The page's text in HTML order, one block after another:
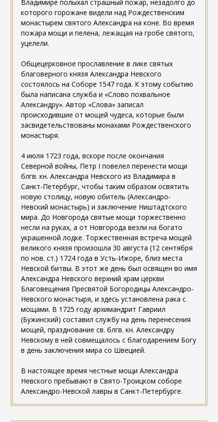
Владимире полыхал страшный пожар, незадолго до
которого горожане видели над Рождественским
монастырем святого Александра на коне. Во время
пожара мощи и пелена, лежащая на гробе святого,
уцелели.
Общецерковное прославление в лике святых
благоверного князя Александра Невского
состоялось на Соборе 1547 года. К этому событию
была написана служба и «Слово похвальное
Александру». Автор «Слова» записал
происходившие от мощей чудеса, которые были
засвидетельствованы монахами Рождественского
монастыря.
4 июля 1723 года, вскоре после окончания
Северной войны, Петр I повелел перенести мощи
блгв. кн. Александра Невского из Владимира в
Санкт-Петербург, чтобы таким образом освятить
новую столицу, новую обитель (Александро-
Невский монастырь) и заключение Ништадтского
мира. До Новгорода святые мощи торжественно
несли на руках, а от Новгорода везли на богато
украшенной лодке. Торжественная встреча мощей
великого князя произошла 30 августа (12 сентября
по нов. ст.) 1724 года в Усть-Ижоре, близ места
Невской битвы. В этот же день был освящен во имя
Александра Невского верхний храм церкви
Благовещения Пресвятой Богородицы Александро-
Невского монастыря, и здесь установлена рака с
мощами. В 1725 году архимандрит Гавриил
(Бужинский) составил службу на день перенесения
мощей, празднование св. блгв. кн. Александру
Невскому в ней совмещалось с благодарением Богу
в день заключения мира со Швецией.
В настоящее время честные мощи Александра
Невского пребывают в Свято-Троицком соборе
Александро-Невской лавры в Санкт-Петербурге.